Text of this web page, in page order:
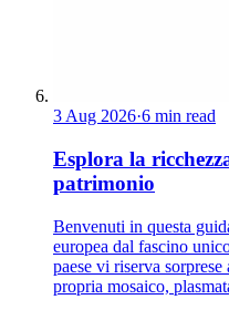
3 Aug 2026·6 min read
Esplora la
patrimonio
Benvenuti in questa
europea dal fascino
paese vi riserva
propria mosaico,